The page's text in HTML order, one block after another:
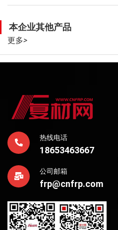
本企业其他产品
更多>
热线电话
18653463667
公司邮箱
frp@cnfrp.com